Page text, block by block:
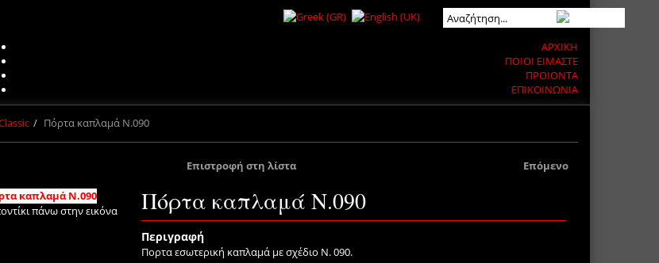
ΑΡΧΙΚΗ
ΠΟΙΟΙ ΕΙΜΑΣΤΕ
ΠΡΟΙΟΝΤΑ
ΕΠΙΚΟΙΝΩΝΙΑ
Πόρτα καπλαμά Ν.090
Επιστροφή στη λίστα Επόμενο
καπλαμά Ν.090
πάνω στην εικόνα
Πόρτα καπλαμά Ν.090
Περιγραφή
Πορτα εσωτερική καπλαμά με σχέδιο Ν. 090.